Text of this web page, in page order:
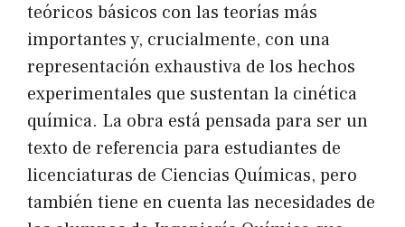
teóricos básicos con las teorías más
importantes y, crucialmente, con una
representación exhaustiva de los hechos
experimentales que sustentan la cinética
química. La obra está pensada para ser un
texto de referencia para estudiantes de
licenciaturas de Ciencias Químicas, pero
también tiene en cuenta las necesidades de